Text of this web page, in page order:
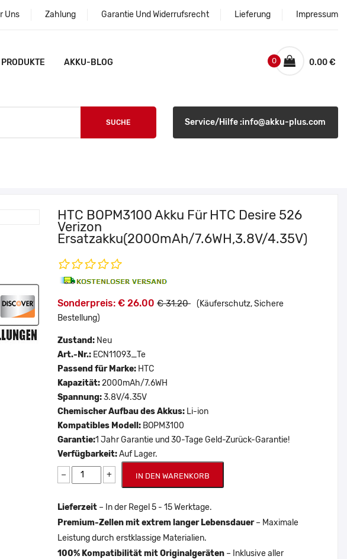
Uns Zahlung Garantie Und Widerrufsrecht Lieferung Impressum
AKKU-BLOG 0.00 €
0
SUCHE Service/Hilfe :info@akku-plus.com
HTC BOPM3100 Akku Für HTC Desire 526
Verizon
Ersatzakku(2000mAh/7.6WH,3.8V/4.35V)
Sonderpreis: € 26.00 € 31.20 (Käuferschutz, Sichere
Bestellung)
Zustand: Neu
Art.-Nr.: ECN11093_Te
Passend für Marke: HTC
Kapazität:2000mAh/7.6WH
Spannung:3.8V/4.35V
Chemischer Aufbau des Akkus: Li-ion
Kompatibles Modell: BOPM3100
Garantie:1 Jahr Garantie und 30-Tage Geld-Zurück-Garantie!
Verfügbarkeit:Auf Lager.
− + IN DEN WARENKORB
Lieferzeit – In der Regel 5 - 15 Werktage.
Premium-Zellen mit extrem langer Lebensdauer– Maximale
Leistung durch erstklassige Materialien.
100% Kompatibilität mit Originalgeräten – Inklusive aller